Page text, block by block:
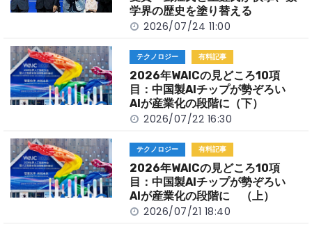
学界の歴史を塗り替える
2026/07/24 11:00
テクノロジー 有料記事
2026年WAICの見どころ10項
目：中国製AIチップが勢ぞろい
AIが産業化の段階に（下）
2026/07/22 16:30
テクノロジー 有料記事
2026年WAICの見どころ10項
目：中国製AIチップが勢ぞろい
AIが産業化の段階に （上）
2026/07/21 18:40